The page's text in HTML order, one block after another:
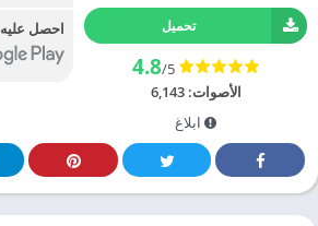
تحميل
4.8/5
الأصوات:6,143
ابلاغ
احصل عليه